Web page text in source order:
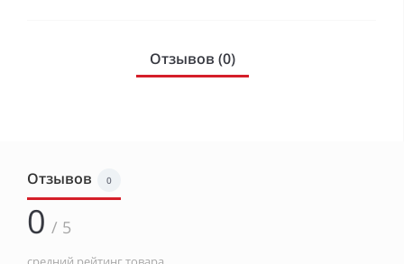
Отзывов (0)
Отзывов 0
0 / 5